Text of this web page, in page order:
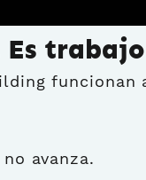
funcionan
avanza.